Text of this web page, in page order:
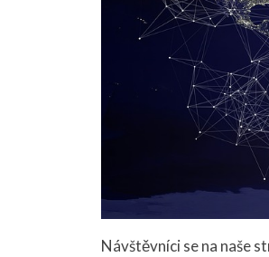
Návštěvníci se na naše